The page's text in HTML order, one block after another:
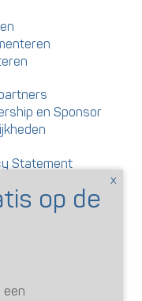
en Sponsor
Statement
artikelen en
een